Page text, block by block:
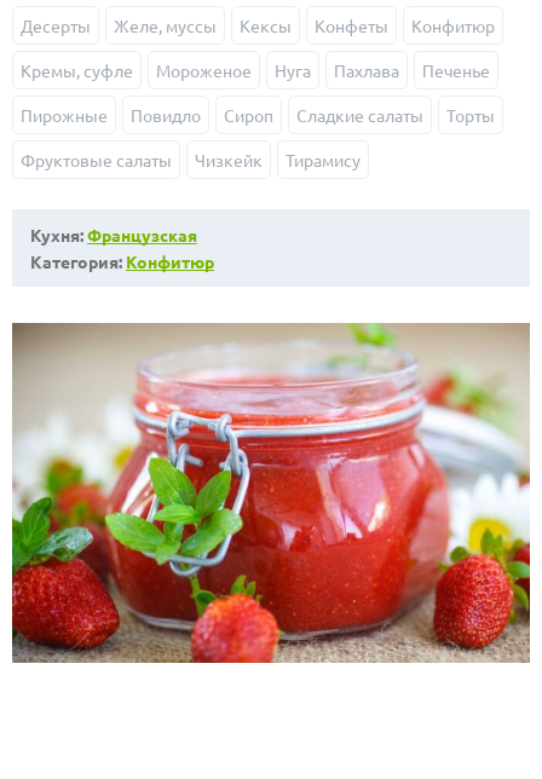
Десерты Желе, муссы Кексы Конфеты Конфитюр
Кремы, суфле Мороженое Нуга Пахлава Печенье
Пирожные Повидло Сироп Сладкие салаты Торты
Фруктовые салаты Чизкейк Тирамису
Кухня:Французская
Категория: Конфитюр